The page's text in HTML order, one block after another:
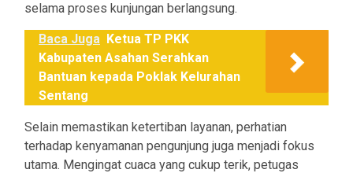
selama proses kunjungan berlangsung.
Baca Juga Ketua TP PKK
Kabupaten Asahan Serahkan
Bantuan kepada Poklak Kelurahan
Sentang
Selain memastikan ketertiban layanan, perhatian
terhadap kenyamanan pengunjung juga menjadi fokus
utama. Mengingat cuaca yang cukup terik, petugas